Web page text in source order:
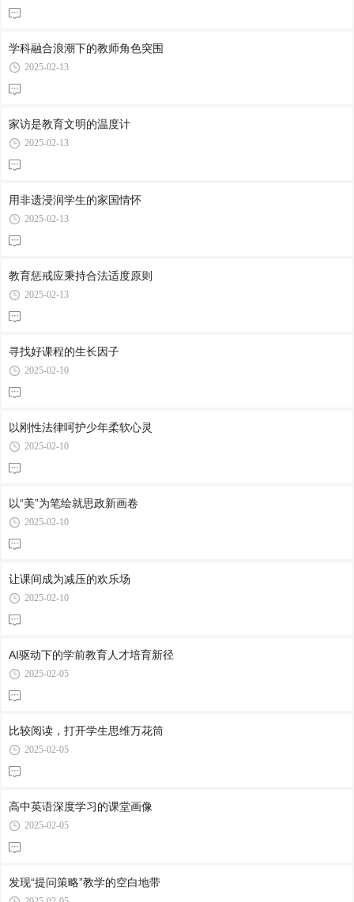
学科融合浪潮下的教师角色突围
2025-02-13
家访是教育文明的温度计
2025-02-13
用非遗浸润学生的家国情怀
2025-02-13
教育惩戒应秉持合法适度原则
2025-02-13
寻找好课程的生长因子
2025-02-10
以刚性法律呵护少年柔软心灵
2025-02-10
以“美”为笔绘就思政新画卷
2025-02-10
让课间成为减压的欢乐场
2025-02-10
AI驱动下的学前教育人才培育新径
2025-02-05
比较阅读，打开学生思维万花筒
2025-02-05
高中英语深度学习的课堂画像
2025-02-05
发现“提问策略”教学的空白地带